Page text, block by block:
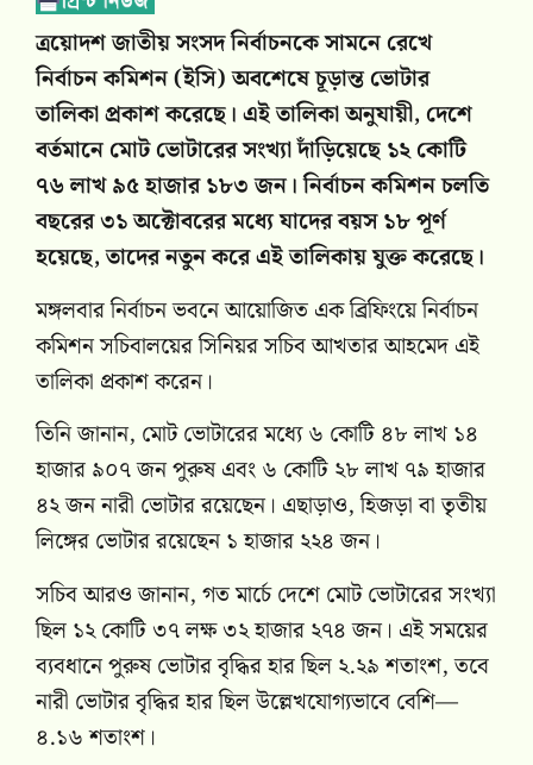
ত্রয়োদশ জাতীয় সংসদ নির্বাচনকে সামনে রেখে
নির্বাচন কমিশন (ইসি) অবশেষে চূড়ান্ত ভোটার
তালিকা প্রকাশ করেছে। এই তালিকা অনুযায়ী, দেশে
বর্তমানে মোট ভোটারের সংখ্যা দাঁড়িয়েছে ১২ কোটি
৭৬ লাখ ৯৫ হাজার ১৮৩ জন। নির্বাচন কমিশন চলতি
বছরের ৩১ অক্টোবরের মধ্যে যাদের বয়স ১৮ পূর্ণ
হয়েছে, তাদের নতুন করে এই তালিকায় যুক্ত করেছে।
মঙ্গলবার নির্বাচন ভবনে আয়োজিত এক ব্রিফিংয়ে নির্বাচন
কমিশন সচিবালয়ের সিনিয়র সচিব আখতার আহমেদ এই
তালিকা প্রকাশ করেন।
তিনি জানান, মোট ভোটারের মধ্যে ৬ কোটি ৪৮ লাখ ১৪
হাজার ৯০৭ জন পুরুষ এবং ৬ কোটি ২৮ লাখ ৭৯ হাজার
৪২ জন নারী ভোটার রয়েছেন। এছাড়াও, হিজড়া বা তৃতীয়
লিঙ্গের ভোটার রয়েছেন ১ হাজার ২২৪ জন।
সচিব আরও জানান, গত মার্চে দেশে মোট ভোটারের সংখ্যা
ছিল ১২ কোটি ৩৭ লক্ষ ৩২ হাজার ২৭৪ জন। এই সময়ের
ব্যবধানে পুরুষ ভোটার বৃদ্ধির হার ছিল ২.২৯ শতাংশ, তবে
নারী ভোটার বৃদ্ধির হার ছিল উল্লেখযোগ্যভাবে বেশি—
৪.১৬ শতাংশ।